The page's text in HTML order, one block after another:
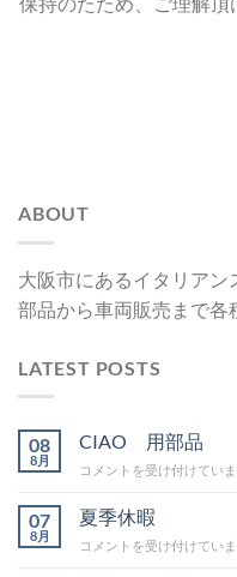
ABOUT
大阪市にあるイタリア
部品から車両販売まで各
LATEST POSTS
08
8月
CIAO 用部品
CIAO
部
品
は
コメントを受け付けていま
07
8月
夏季休暇
夏
コメントを受け付けていま